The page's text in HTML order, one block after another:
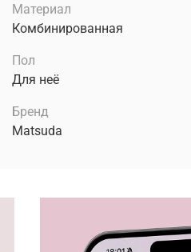
Материал
Комбинированная
Пол
Для неё
Бренд
Matsuda